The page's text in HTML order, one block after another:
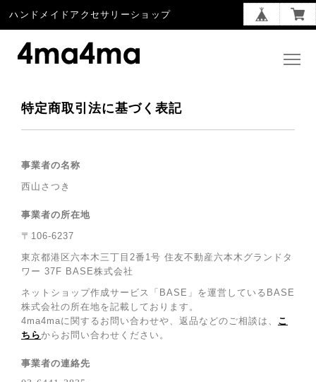
ハンドメイドアクセサリーショップ
特定商取引法に基づく表記
事業者の名称
西山さつき
事業者の所在地
〒106-6237
東京都港区六本木三丁目2番1号 住友不動産六本木グランドタ
ワー 37F BASE株式会社
ネットショップ作成サービス「BASE」を運営しているBASE
株式会社の所在地を記載しております。
4ma4maに関するお問い合わせや、返品などのご相談は、 こ
ちらからお問い合わせください。
事業者の連絡先